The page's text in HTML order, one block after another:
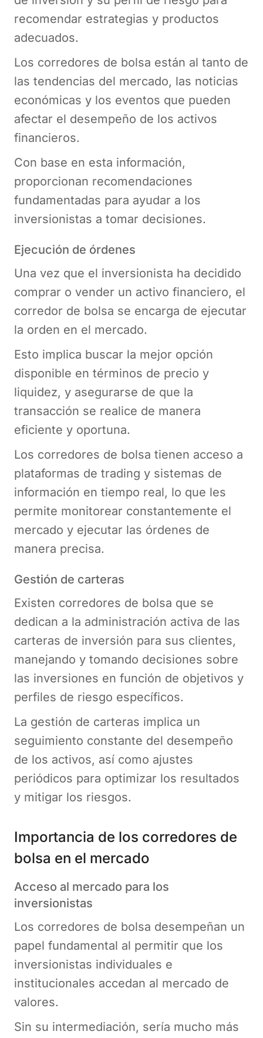
recomendar estrategias y productos
adecuados.
Los corredores de bolsa están al tanto de
las tendencias del mercado, las noticias
económicas y los eventos que pueden
afectar el desempeño de los activos
financieros.
Con base en esta información,
proporcionan recomendaciones
fundamentadas para ayudar a los
inversionistas a tomar decisiones.
Ejecución de órdenes
Una vez que el inversionista ha decidido
comprar o vender un activo financiero, el
corredor de bolsa se encarga de ejecutar
la orden en el mercado.
Esto implica buscar la mejor opción
disponible en términos de precio y
liquidez, y asegurarse de que la
transacción se realice de manera
eficiente y oportuna.
Los corredores de bolsa tienen acceso a
plataformas de trading y sistemas de
información en tiempo real, lo que les
permite monitorear constantemente el
mercado y ejecutar las órdenes de
manera precisa.
Gestión de carteras
Existen corredores de bolsa que se
dedican a la administración activa de las
carteras de inversión para sus clientes,
manejando y tomando decisiones sobre
las inversiones en función de objetivos y
perfiles de riesgo específicos.
La gestión de carteras implica un
seguimiento constante del desempeño
de los activos, así como ajustes
periódicos para optimizar los resultados
y mitigar los riesgos.
Importancia de los corredores de
bolsa en el mercado
Acceso al mercado para los
inversionistas
Los corredores de bolsa desempeñan un
papel fundamental al permitir que los
inversionistas individuales e
institucionales accedan al mercado de
valores.
Sin su intermediación, sería mucho más